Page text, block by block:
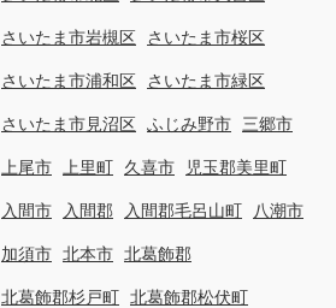
さいたま市岩槻区 さいたま市桜区
さいたま市浦和区 さいたま市緑区
さいたま市見沼区 ふじみ野市 三郷市
上尾市 上里町 久喜市 児玉郡美里町
入間市 入間郡 入間郡毛呂山町 八潮市
加須市 北本市 北葛飾郡
北葛飾郡杉戸町 北葛飾郡松伏町